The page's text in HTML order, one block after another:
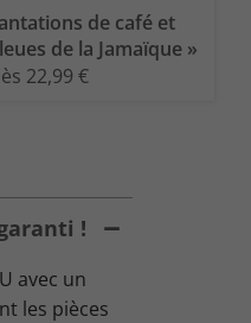
de café et
de la Jamaïque »
22,99 €
!
avec un
les pièces